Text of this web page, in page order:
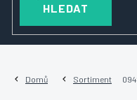
HLEDAT
Domů Sortiment